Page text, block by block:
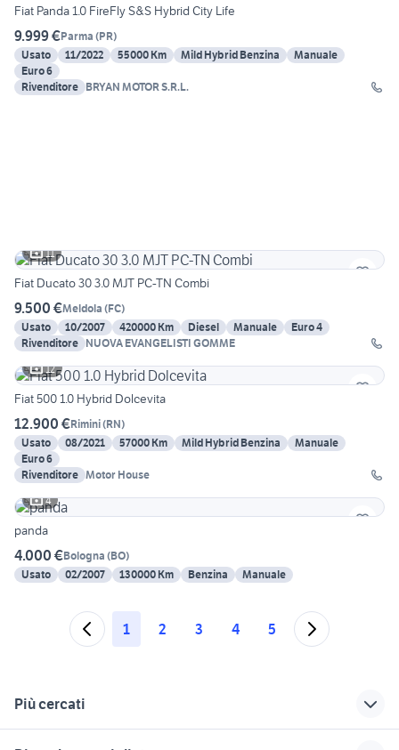
Fiat Panda 1.0 FireFly S&S Hybrid City Life
9.999 €Parma (PR)
Usato
11/2022 55000 Km Mild Hybrid Benzina
Manuale
Euro 6
Rivenditore BRYAN MOTOR S.R.L.
11
Fiat Ducato 30 3.0 MJT PC-TN Combi
9.500 €Meldola (FC)
Usato
10/2007 420000 Km Diesel Manuale
Euro 4
Rivenditore NUOVA EVANGELISTI GOMME
12
Fiat 500 1.0 Hybrid Dolcevita
12.900 €Rimini(RN)
Usato
08/2021 57000 Km Mild Hybrid Benzina
Manuale
Euro 6
Rivenditore Motor House
4
panda
4.000 €Bologna (BO)
Usato
02/2007 130000 Km Benzina Manuale
1 2 3 4 5
Più cercati